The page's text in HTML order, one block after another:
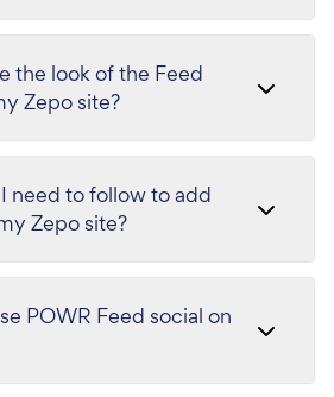
the look of the Feed
Zepo site?
need to follow to add
Zepo site?
POWR Feed social on